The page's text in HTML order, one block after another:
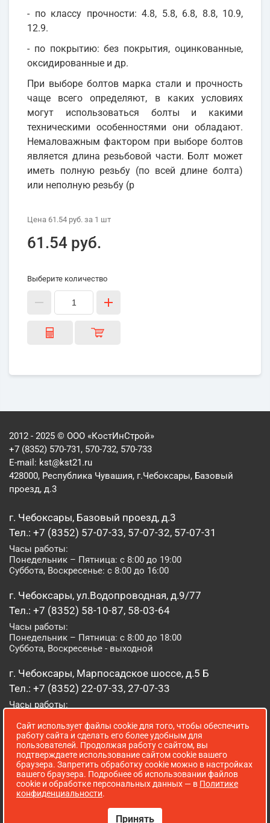
- по классу прочности: 4.8, 5.8, 6.8, 8.8, 10.9,
12.9.
- по покрытию: без покрытия, оцинкованные,
оксидированные и др.
При выборе болтов марка стали и прочность
чаще всего определяют, в каких условиях
могут использоваться болты и какими
техническими особенностями они обладают.
Немаловажным фактором при выборе болтов
является длина резьбовой части. Болт может
иметь полную резьбу (по всей длине болта)
или неполную резьбу (р
Цена 61.54 руб. за 1 шт
61.54 руб.
Выберите количество
2012 - 2025 © ООО «КостИнСтрой»
+7 (8352) 570-731, 570-732, 570-733
E-mail: kst@kst21.ru
428000, Республика Чувашия, г.Чебоксары, Базовый
проезд, д.3
г. Чебоксары, Базовый проезд, д.3
Тел.: +7 (8352) 57-07-33, 57-07-32, 57-07-31
Часы работы:
Понедельник – Пятница: с 8:00 до 19:00
Суббота, Воскресенье: с 8:00 до 16:00
г. Чебоксары, ул.Водопроводная, д.9/77
Тел.: +7 (8352) 58-10-87, 58-03-64
Часы работы:
Понедельник – Пятница: с 8:00 до 18:00
Суббота, Воскресенье - выходной
г. Чебоксары, Марпосадское шоссе, д.5 Б
Тел.: +7 (8352) 22-07-33, 27-07-33
Часы работы:
Суббота, Воскресенье: с 8:00 до 16:00
г. Йошкар-Ола, ул. Луначарского, д. 52 А
Тел.: (8362) 41-07-31
Часы работы:
Понедельник – Пятница: с 8:00 до 18:00
Сайт использует файлы cookie для того, чтобы обеспечить
работу сайта и сделать его более удобным для
пользователей. Продолжая работу с сайтом, вы
подтверждаете использование сайтом cookie вашего
браузера. Запретить обработку cookie можно в настройках
вашего браузера. Подробнее об использовании файлов
cookie и обработке персональных данных — в Политике
конфиденциальности.
Принять